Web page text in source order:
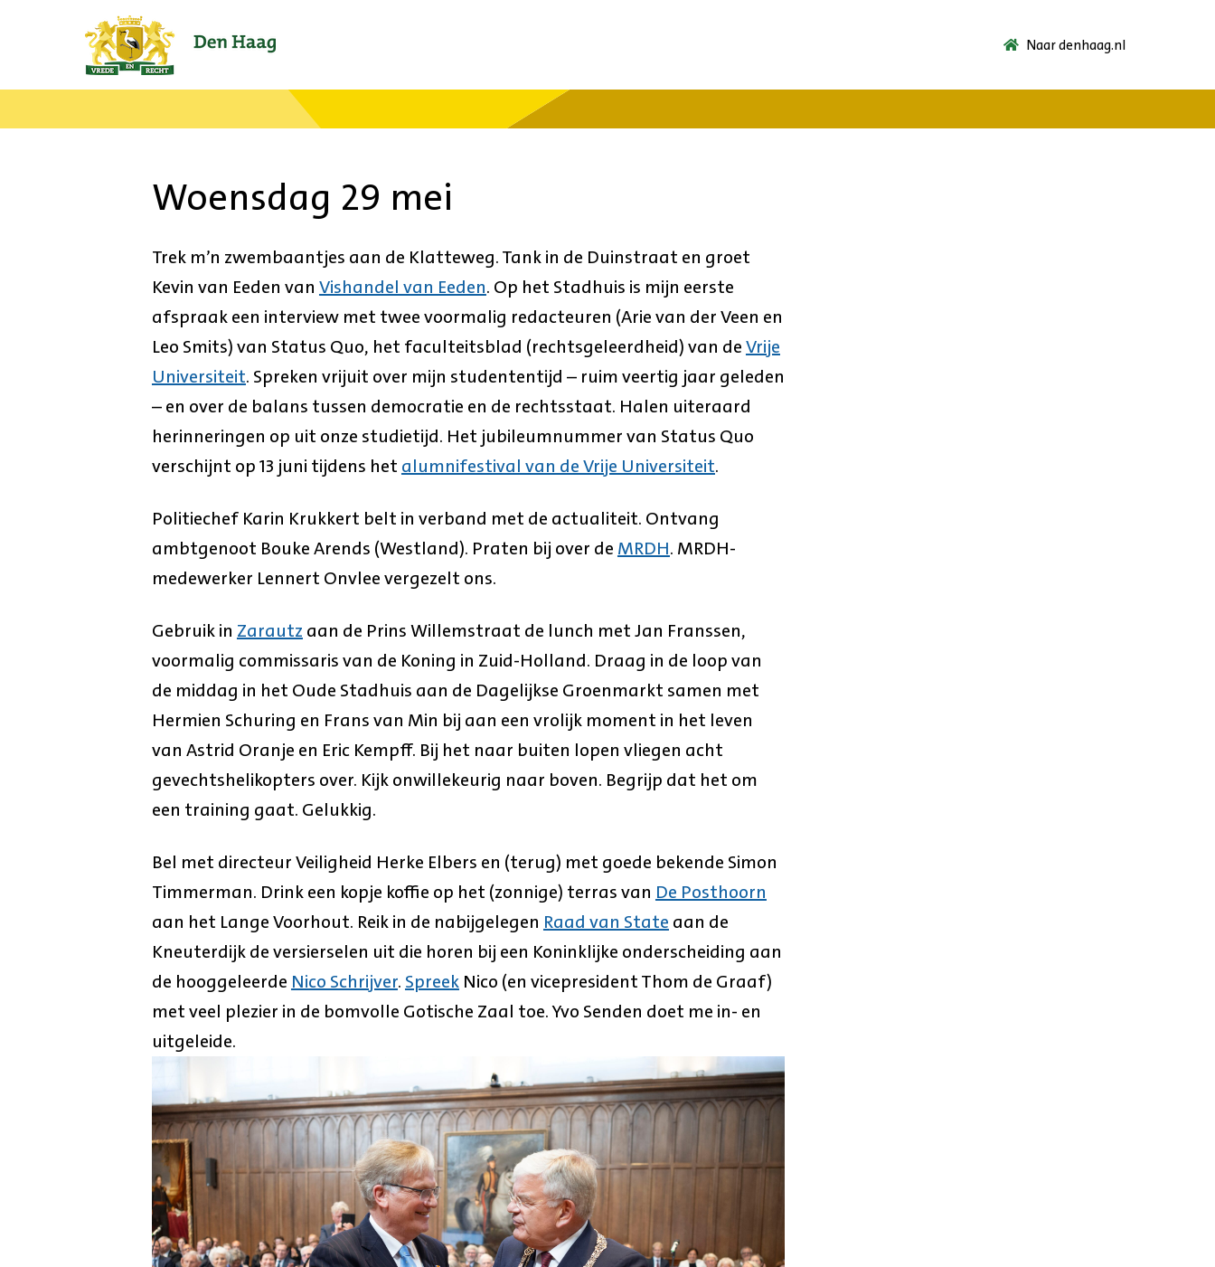
Ga
naar
de
Naar denhaag.nl
Woensdag 29 mei
Trek m’n zwembaantjes aan de Klatteweg. Tank in de Duinstraat en groet
Kevin van Eeden van Vishandel van Eeden. Op het Stadhuis is mijn eerste
afspraak een interview met twee voormalig redacteuren (Arie van der Veen en
Leo Smits) van Status Quo, het faculteitsblad (rechtsgeleerdheid) van deVrije
Universiteit. Spreken vrijuit over mijn studententijd – ruim veertig jaar geleden
– en over de balans tussen democratie en de rechtsstaat. Halen uiteraard
herinneringen op uit onze studietijd. Het jubileumnummer van Status Quo
verschijnt op 13 juni tijdens het alumnifestival van de Vrije Universiteit.
Politiechef Karin Krukkert belt in verband met de actualiteit. Ontvang
ambtgenoot Bouke Arends (Westland). Praten bij over de MRDH. MRDH-
medewerker Lennert Onvlee vergezelt ons.
Gebruik in Zarautz aan de Prins Willemstraat de lunch met Jan Franssen,
voormalig commissaris van de Koning in Zuid-Holland. Draag in de loop van
de middag in het Oude Stadhuis aan de Dagelijkse Groenmarkt samen met
Hermien Schuring en Frans van Min bij aan een vrolijk moment in het leven
van Astrid Oranje en Eric Kempff. Bij het naar buiten lopen vliegen acht
gevechtshelikopters over. Kijk onwillekeurig naar boven. Begrijp dat het om
een training gaat. Gelukkig.
Bel met directeur Veiligheid Herke Elbers en (terug) met goede bekende Simon
Timmerman. Drink een kopje koffie op het (zonnige) terras van De Posthoorn
aan het Lange Voorhout. Reik in de nabijgelegen Raad van State aan de
Kneuterdijk de versierselen uit die horen bij een Koninklijke onderscheiding aan
de hooggeleerde Nico Schrijver. SpreekNico (en vicepresident Thom de Graaf)
met veel plezier in de bomvolle Gotische Zaal toe. Yvo Senden doet me in- en
uitgeleide.